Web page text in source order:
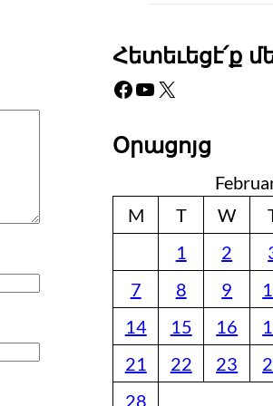
Հետեւեցէ՛ք
Facebook YouTube X
Օրացոյց
M
T W
1
2
7
8 9
14
15 16
21
22 23
28